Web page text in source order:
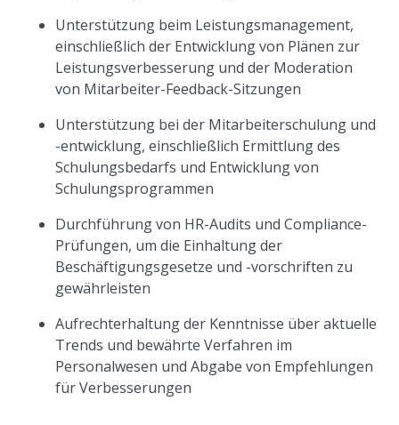
Unterstützung beim Leistungsmanagement,
einschließlich der Entwicklung von Plänen zur
Leistungsverbesserung und der Moderation
von Mitarbeiter-Feedback-Sitzungen
Unterstützung bei der Mitarbeiterschulung und
-entwicklung, einschließlich Ermittlung des
Schulungsbedarfs und Entwicklung von
Schulungsprogrammen
Durchführung von HR-Audits und Compliance-
Prüfungen, um die Einhaltung der
Beschäftigungsgesetze und -vorschriften zu
gewährleisten
Aufrechterhaltung der Kenntnisse über aktuelle
Trends und bewährte Verfahren im
Personalwesen und Abgabe von Empfehlungen
für Verbesserungen